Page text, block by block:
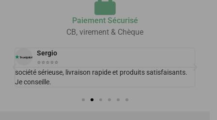
Paiement Sécurisé
CB, virement & Chèque
Sergio
⭐⭐⭐⭐⭐
société sérieuse, livraison rapide et produits satisfaisants.
Je conseille.